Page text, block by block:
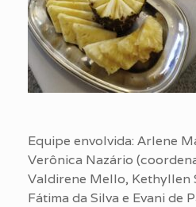
Equipe envolvida: Arlene
Verônica Nazário
Valdirene Mello, Kethyllen
Fátima da Silva e Evani de